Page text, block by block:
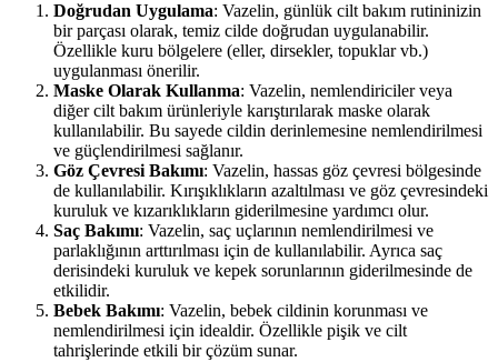
Doğrudan Uygulama: Vazelin, günlük cilt bakım rutininizin
bir parçası olarak, temiz cilde doğrudan uygulanabilir.
Özellikle kuru bölgelere (eller, dirsekler, topuklar vb.)
uygulanması önerilir.
Maske Olarak Kullanma: Vazelin, nemlendiriciler veya
diğer cilt bakım ürünleriyle karıştırılarak maske olarak
kullanılabilir. Bu sayede cildin derinlemesine nemlendirilmesi
ve güçlendirilmesi sağlanır.
Göz Çevresi Bakımı: Vazelin, hassas göz çevresi bölgesinde
de kullanılabilir. Kırışıklıkların azaltılması ve göz çevresindeki
kuruluk ve kızarıklıkların giderilmesine yardımcı olur.
Saç Bakımı: Vazelin, saç uçlarının nemlendirilmesi ve
parlaklığının arttırılması için de kullanılabilir. Ayrıca saç
derisindeki kuruluk ve kepek sorunlarının giderilmesinde de
etkilidir.
Bebek Bakımı: Vazelin, bebek cildinin korunması ve
nemlendirilmesi için idealdir. Özellikle pişik ve cilt
tahrişlerinde etkili bir çözüm sunar.